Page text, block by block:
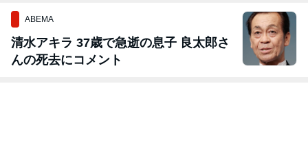
ABEMA
清水アキラ 37歳で急逝の息子 良太郎さ
んの死去にコメント